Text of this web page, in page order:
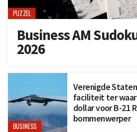
PUZZEL
Business AM
2026
BUSINESS
Verenigde
faciliteit ter
dollar voor B-21
bommenwerper